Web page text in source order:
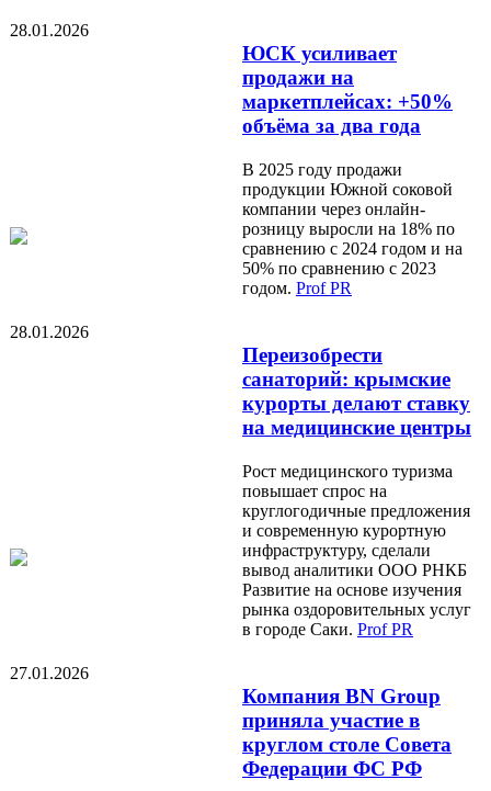
28.01.2026
ЮСК усиливает
продажи на
маркетплейсах: +50%
объёма за два года
В 2025 году продажи
продукции Южной соковой
компании через онлайн-
розницу выросли на 18% по
сравнению с 2024 годом и на
50% по сравнению с 2023
годом. Prof PR
28.01.2026
Переизобрести
санаторий: крымские
курорты делают ставку
на медицинские центры
Рост медицинского туризма
повышает спрос на
круглогодичные предложения
и современную курортную
инфраструктуру, сделали
вывод аналитики ООО РНКБ
Развитие на основе изучения
рынка оздоровительных услуг
в городе Саки. Prof PR
27.01.2026
Компания BN Group
приняла участие в
круглом столе Совета
Федерации ФС РФ